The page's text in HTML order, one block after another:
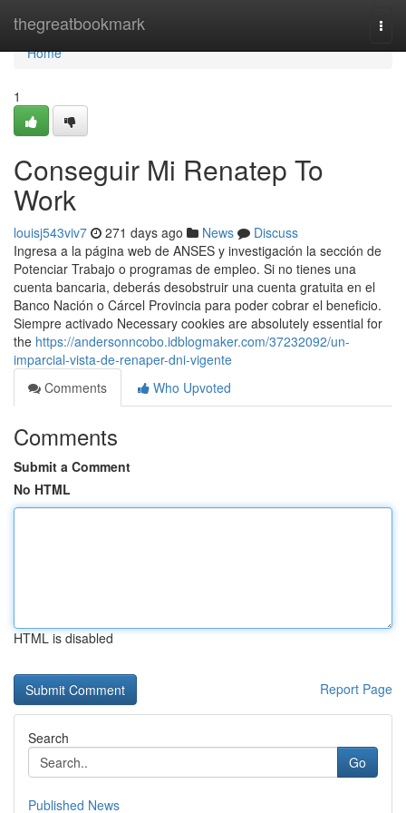
thegreatbookmark
Home
Home
1
Conseguir Mi Renatep To
Work
louisj543viv7 271 days ago News
Discuss
Ingresa a ​la página web de ANSES y investigación la sección ⁢de
Potenciar Trabajo o programas de empleo. Si no​ tienes una
cuenta bancaria, deberás desobstruir una cuenta ​gratuita en el
Banco Nación o Cárcel Provincia para poder cobrar el beneficio.
Siempre activado Necessary cookies are absolutely essential for
the https://andersonncobo.idblogmaker.com/37232092/un-
imparcial-vista-de-renaper-dni-vigente
Comments
Who Upvoted
Comments
Submit a Comment
No HTML
HTML is disabled
Report Page
Search
Go
Published News